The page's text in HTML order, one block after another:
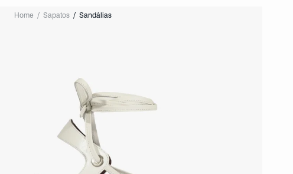
Home Sapatos Sandálias